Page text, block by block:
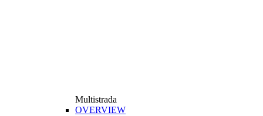
Multistrada
OVERVIEW